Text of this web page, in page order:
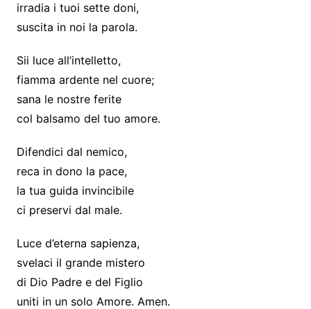
irradia i tuoi sette doni,
suscita in noi la parola.
Sii luce all’intelletto,
fiamma ardente nel cuore;
sana le nostre ferite
col balsamo del tuo amore.
Difendici dal nemico,
reca in dono la pace,
la tua guida invincibile
ci preservi dal male.
Luce d’eterna sapienza,
svelaci il grande mistero
di Dio Padre e del Figlio
uniti in un solo Amore. Amen.